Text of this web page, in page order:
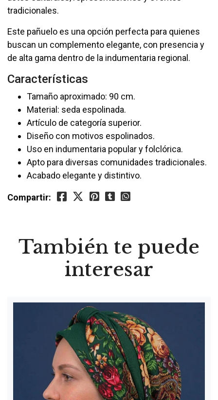
tradicionales.
Este pañuelo es una opción perfecta para quienes
buscan un complemento elegante, con presencia y
de alta gama dentro de la indumentaria regional.
Características
Tamaño aproximado: 90 cm.
Material: seda espolinada.
Artículo de categoría superior.
Diseño con motivos espolinados.
Uso en indumentaria popular y folclórica.
Apto para diversas comunidades tradicionales.
Acabado elegante y distintivo.
Compartir:
También te puede
interesar